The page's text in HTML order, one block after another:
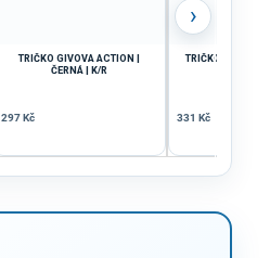
TRIČKO GIVOVA ACTION |
ČERNÁ | K/R
297 Kč
TRIČKO GIVOVA
331 Kč
›